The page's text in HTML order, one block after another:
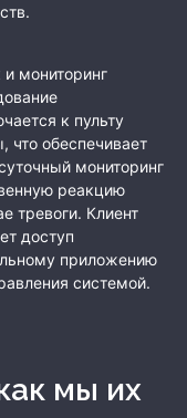
и мониторинг
к пульту
что обеспечивает
мониторинг
реакцию
тревоги. Клиент
доступ
приложению
системой.